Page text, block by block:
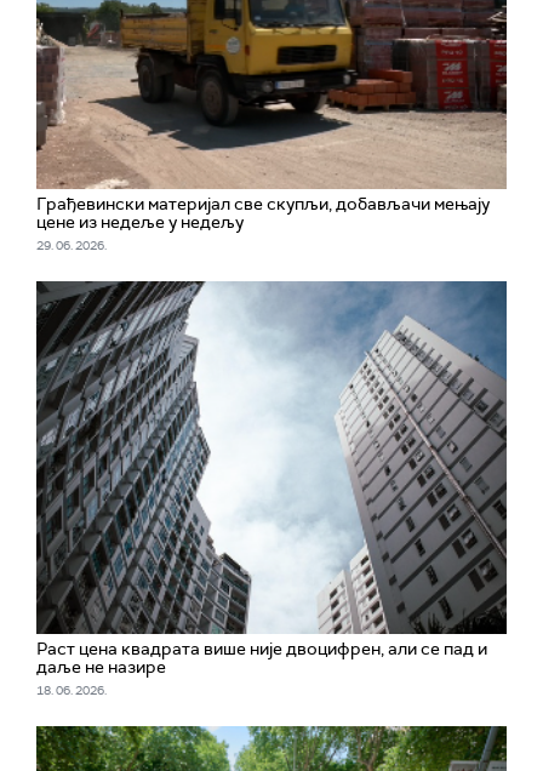
Грађевински материјал све скупљи, добављачи мењају
цене из недеље у недељу
29. 06. 2026.
Раст цена квадрата више није двоцифрен, али се пад и
даље не назире
18. 06. 2026.